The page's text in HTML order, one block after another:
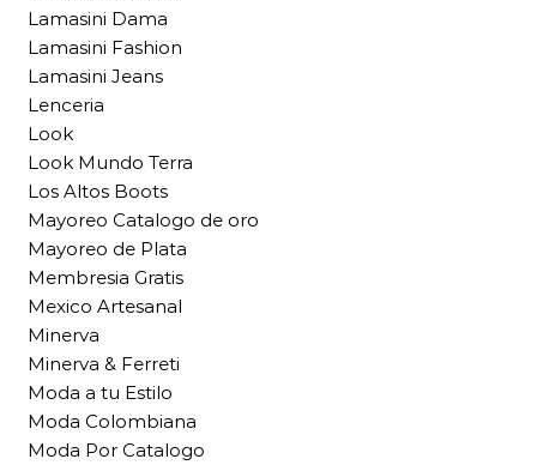
Lamasini Dama
Lamasini Fashion
Lamasini Jeans
Lenceria
Look
Look Mundo Terra
Los Altos Boots
Mayoreo Catalogo de oro
Mayoreo de Plata
Membresia Gratis
Mexico Artesanal
Minerva
Minerva & Ferreti
Moda a tu Estilo
Moda Colombiana
Moda Por Catalogo